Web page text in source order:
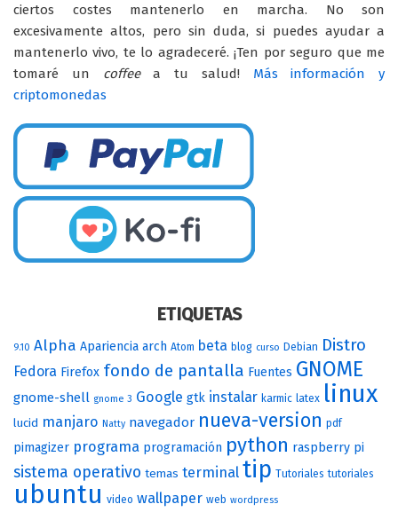
ciertos costes mantenerlo en marcha. No son
excesivamente altos, pero sin duda, si puedes ayudar a
mantenerlo vivo, te lo agradeceré. ¡Ten por seguro que me
tomaré un coffeea tu salud! Más información y
criptomonedas
ETIQUETAS
9.10 Alpha Apariencia arch Atom beta blog curso Debian Distro
Fedora Firefox fondo de pantalla Fuentes GNOME
gnome-shell gnome 3 Google gtk instalar karmic latex linux
lucid manjaro Natty navegador nueva-version pdf
pimagizer programa programación python raspberry pi
sistema operativo temas terminal tip Tutoriales tutoriales
ubuntu video wallpaper web wordpress